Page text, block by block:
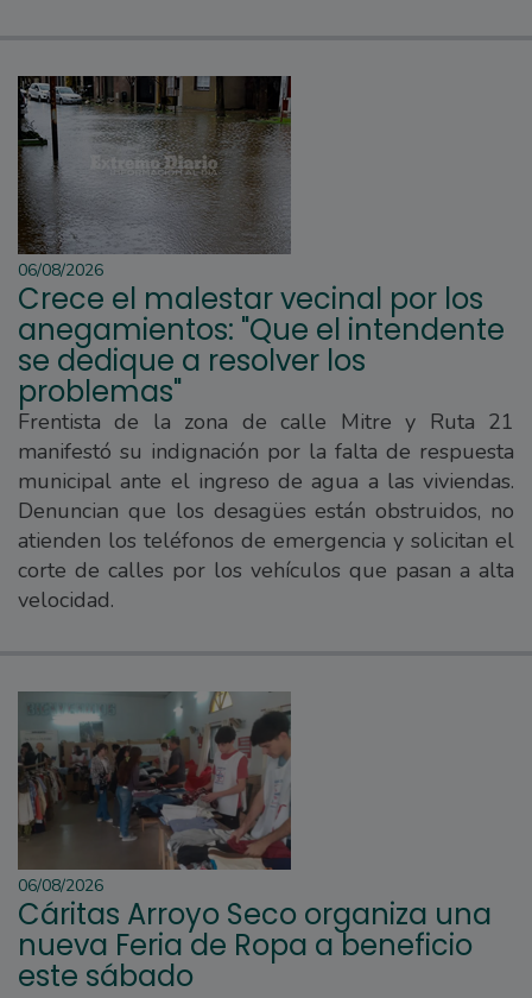
06/08/2026
Crece el malestar vecinal por los
anegamientos: "Que el intendente
se dedique a resolver los
problemas"
Frentista de la zona de calle Mitre y Ruta 21
manifestó su indignación por la falta de respuesta
municipal ante el ingreso de agua a las viviendas.
Denuncian que los desagües están obstruidos, no
atienden los teléfonos de emergencia y solicitan el
corte de calles por los vehículos que pasan a alta
velocidad.
06/08/2026
Cáritas Arroyo Seco organiza una
nueva Feria de Ropa a beneficio
este sábado